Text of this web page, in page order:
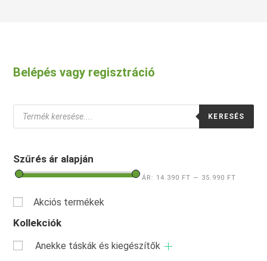
Belépés vagy regisztráció
Products
search
KERESÉS
Szűrés ár alapján
ÁR: 14.390 FT — 35.990 FT
Akciós termékek
Kollekciók
Anekke táskák és kiegészítők